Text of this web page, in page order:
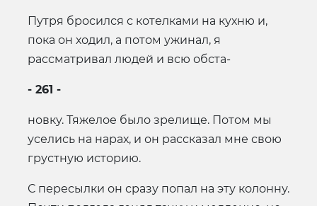
Путря бросился с котелками на кухню и,
пока он ходил, а потом ужинал, я
рассматривал людей и всю обста-
- 261 -
новку. Тяжелое было зрелище. Потом мы
уселись на нарах, и он рассказал мне свою
грустную историю.
С пересылки он сразу попал на эту колонну.